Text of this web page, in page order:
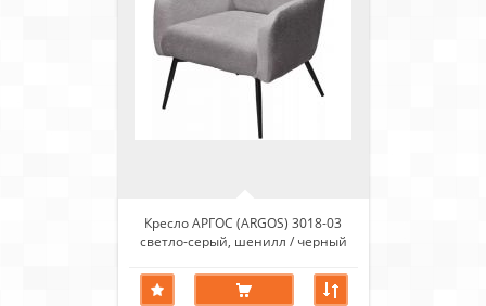
Кресло АРГОС (ARGOS) 3018-03
светло-серый, шенилл / черный